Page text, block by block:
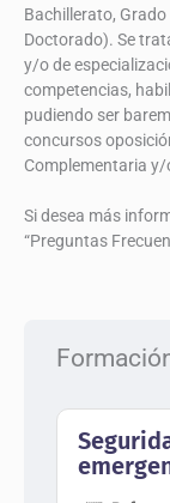
Bachillerato,
Doctorado). Se
y/o de
competencias,
pudiendo ser
concursos
Complementaria
Si desea más
“Preguntas